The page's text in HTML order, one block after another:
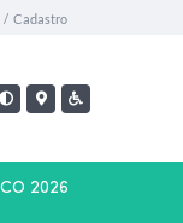
/ Cadastro
2026